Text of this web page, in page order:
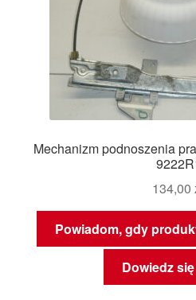
Mechanizm podnoszenia
134,00
Powiadom, gdy
Dowiedz